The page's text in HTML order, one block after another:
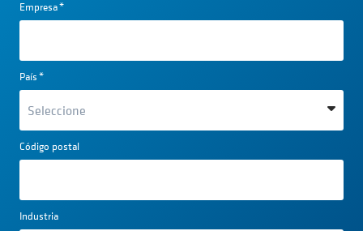
Empresa*
País*
Código postal
Industria